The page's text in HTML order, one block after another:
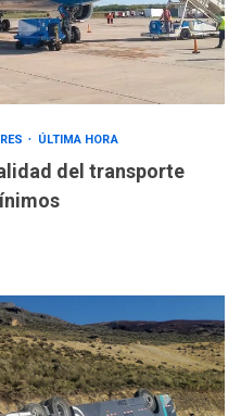
ÚLTIMA HORA
del transporte